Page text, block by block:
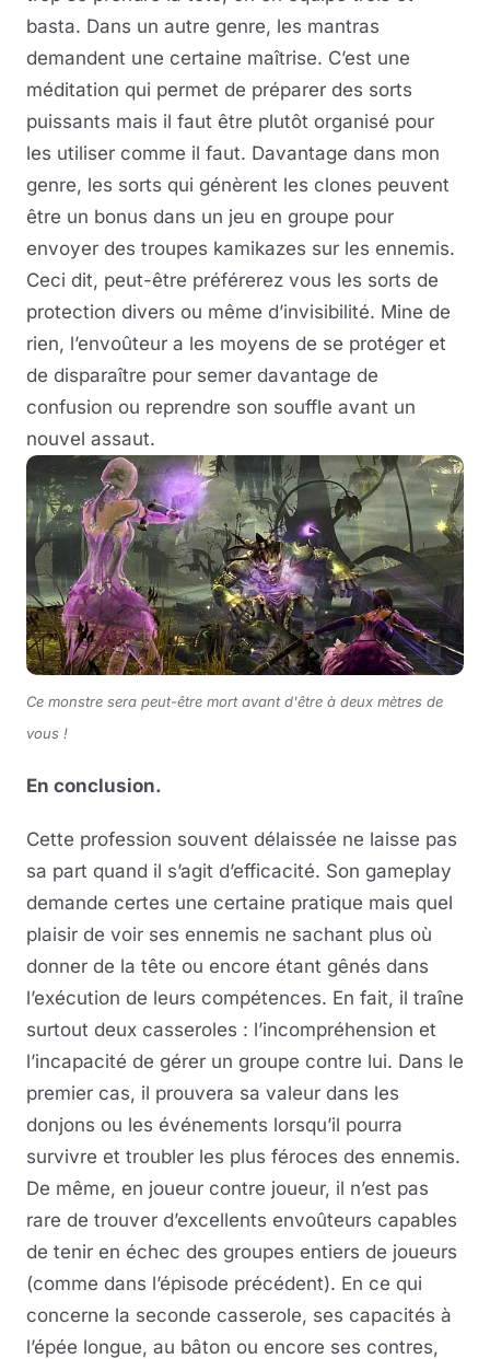
basta. Dans un autre genre, les mantras
demandent une certaine maîtrise. C’est une
méditation qui permet de préparer des sorts
puissants mais il faut être plutôt organisé pour
les utiliser comme il faut. Davantage dans mon
genre, les sorts qui génèrent les clones peuvent
être un bonus dans un jeu en groupe pour
envoyer des troupes kamikazes sur les ennemis.
Ceci dit, peut-être préférerez vous les sorts de
protection divers ou même d’invisibilité. Mine de
rien, l’envoûteur a les moyens de se protéger et
de disparaître pour semer davantage de
confusion ou reprendre son souffle avant un
nouvel assaut.
Ce monstre sera peut-être mort avant d'être à deux mètres de
vous !
En conclusion.
Cette profession souvent délaissée ne laisse pas
sa part quand il s’agit d’efficacité. Son gameplay
demande certes une certaine pratique mais quel
plaisir de voir ses ennemis ne sachant plus où
donner de la tête ou encore étant gênés dans
l’exécution de leurs compétences. En fait, il traîne
surtout deux casseroles : l’incompréhension et
l’incapacité de gérer un groupe contre lui. Dans le
premier cas, il prouvera sa valeur dans les
donjons ou les événements lorsqu’il pourra
survivre et troubler les plus féroces des ennemis.
De même, en joueur contre joueur, il n’est pas
rare de trouver d’excellents envoûteurs capables
de tenir en échec des groupes entiers de joueurs
(comme dans l’épisode précédent). En ce qui
concerne la seconde casserole, ses capacités à
l’épée longue, au bâton ou encore ses contres,